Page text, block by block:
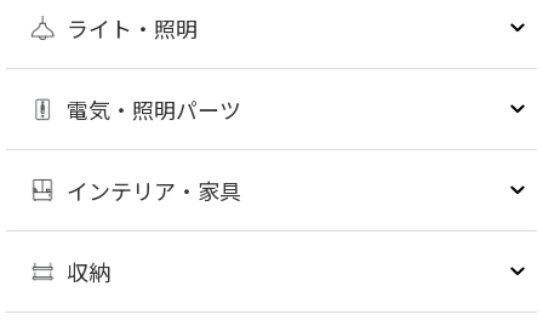
ライト・照明
電気・照明パーツ
インテリア・家具
収納